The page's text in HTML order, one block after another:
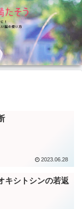
2023.06.28
キシトシンの若返